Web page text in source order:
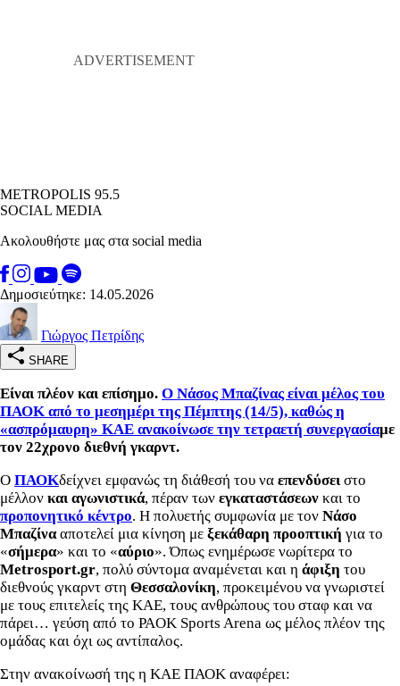
METROPOLIS 95.5
SOCIAL MEDIA
Ακολουθήστε μας στα social media
Δημοσιεύτηκε: 14.05.2026
Γιώργος Πετρίδης
SHARE
Είναι πλέον και επίσημο. Ο Νάσος Μπαζίνας είναι μέλος του
ΠΑΟΚ από το μεσημέρι της Πέμπτης (14/5), καθώς η
«ασπρόμαυρη» ΚΑΕ ανακοίνωσε την τετραετή συνεργασίαμε
τον 22χρονο διεθνή γκαρντ.
Ο ΠΑΟΚδείχνει εμφανώς τη διάθεσή του να επενδύσειστο
μέλλον και αγωνιστικά, πέραν των εγκαταστάσεων και το
προπονητικό κέντρο. Η πολυετής συμφωνία με τον Νάσο
Μπαζίνααποτελεί μια κίνηση με ξεκάθαρη προοπτική για το
«σήμερα» και το «αύριο». Όπως ενημέρωσε νωρίτερα το
Metrosport.gr, πολύ σύντομα αναμένεται και η άφιξη του
διεθνούς γκαρντ στη Θεσσαλονίκη, προκειμένου να γνωριστεί
με τους επιτελείς της ΚΑΕ, τους ανθρώπους του σταφ και να
πάρει… γεύση από το PAOK Sports Arena ως μέλος πλέον της
ομάδας και όχι ως αντίπαλος.
Στην ανακοίνωσή της η ΚΑΕ ΠΑΟΚ αναφέρει: